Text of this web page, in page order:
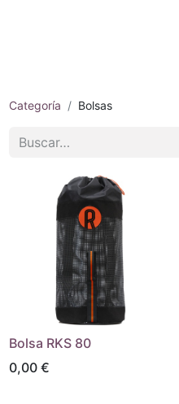
Categoría Bolsas
Bolsa RKS 80
0,00 €